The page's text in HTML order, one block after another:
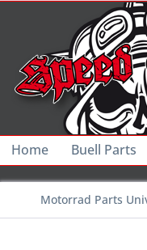
Home Buell Parts
Motorrad Parts